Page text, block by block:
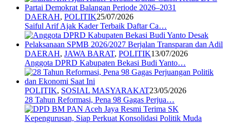
DAERAH, POLITIK25/07/2026
Saiful Arif Ajak Kader Terbaik Daftar Ca…
DAERAH, JAWA BARAT, POLITIK13/07/2026
Anggota DPRD Kabupaten Bekasi Budi Yanto…
POLITIK, SOSIAL MASYARAKAT23/05/2026
28 Tahun Reformasi, Pena 98 Gagas Perjua…